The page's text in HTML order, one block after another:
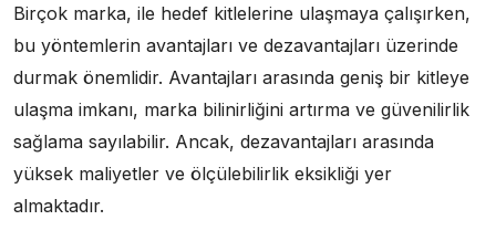
Birçok marka, ile hedef kitlelerine ulaşmaya çalışırken,
bu yöntemlerin avantajları ve dezavantajları üzerinde
durmak önemlidir. Avantajları arasında geniş bir kitleye
ulaşma imkanı, marka bilinirliğini artırma ve güvenilirlik
sağlama sayılabilir. Ancak, dezavantajları arasında
yüksek maliyetler ve ölçülebilirlik eksikliği yer
almaktadır.